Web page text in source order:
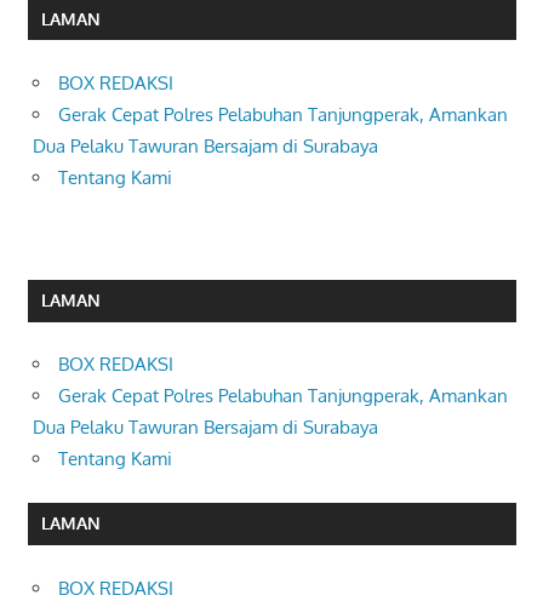
LAMAN
BOX REDAKSI
Gerak Cepat Polres Pelabuhan Tanjungperak, Amankan
Dua Pelaku Tawuran Bersajam di Surabaya
Tentang Kami
LAMAN
BOX REDAKSI
Gerak Cepat Polres Pelabuhan Tanjungperak, Amankan
Dua Pelaku Tawuran Bersajam di Surabaya
Tentang Kami
LAMAN
BOX REDAKSI